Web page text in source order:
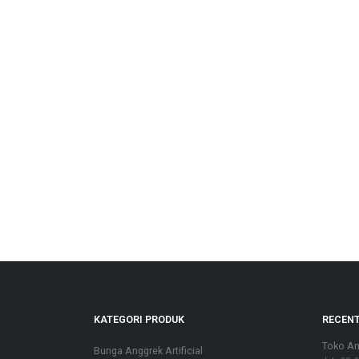
KATEGORI PRODUK
Bunga Anggrek Artificial Toko